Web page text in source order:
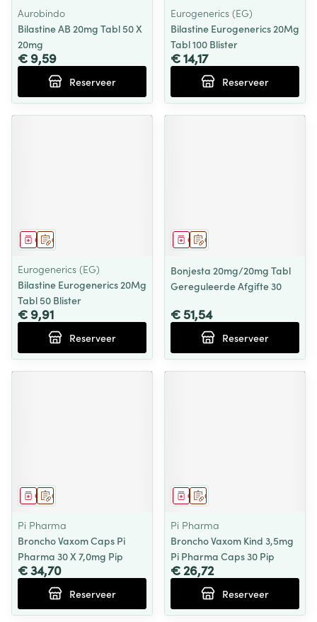
Aurobindo
Bilastine AB 20mg Tabl 50 X
20mg
€ 9,59
Reserveer
Eurogenerics (EG)
Bilastine Eurogenerics 20Mg
Tabl 100 Blister
€ 14,17
Reserveer
Op voorschrift
Geneesmiddel
Eurogenerics (EG)
Bilastine Eurogenerics 20Mg
Tabl 50 Blister
€ 9,91
Reserveer
Op voorschrift
Geneesmiddel
Bonjesta 20mg/20mg Tabl
Gereguleerde Afgifte 30
€ 51,54
Reserveer
Op voorschrift
Geneesmiddel
Pi Pharma
Broncho Vaxom Caps Pi
Pharma 30 X 7,0mg Pip
€ 34,70
Reserveer
Op voorschrift
Geneesmiddel
Pi Pharma
Broncho Vaxom Kind 3,5mg
Pi Pharma Caps 30 Pip
€ 26,72
Reserveer